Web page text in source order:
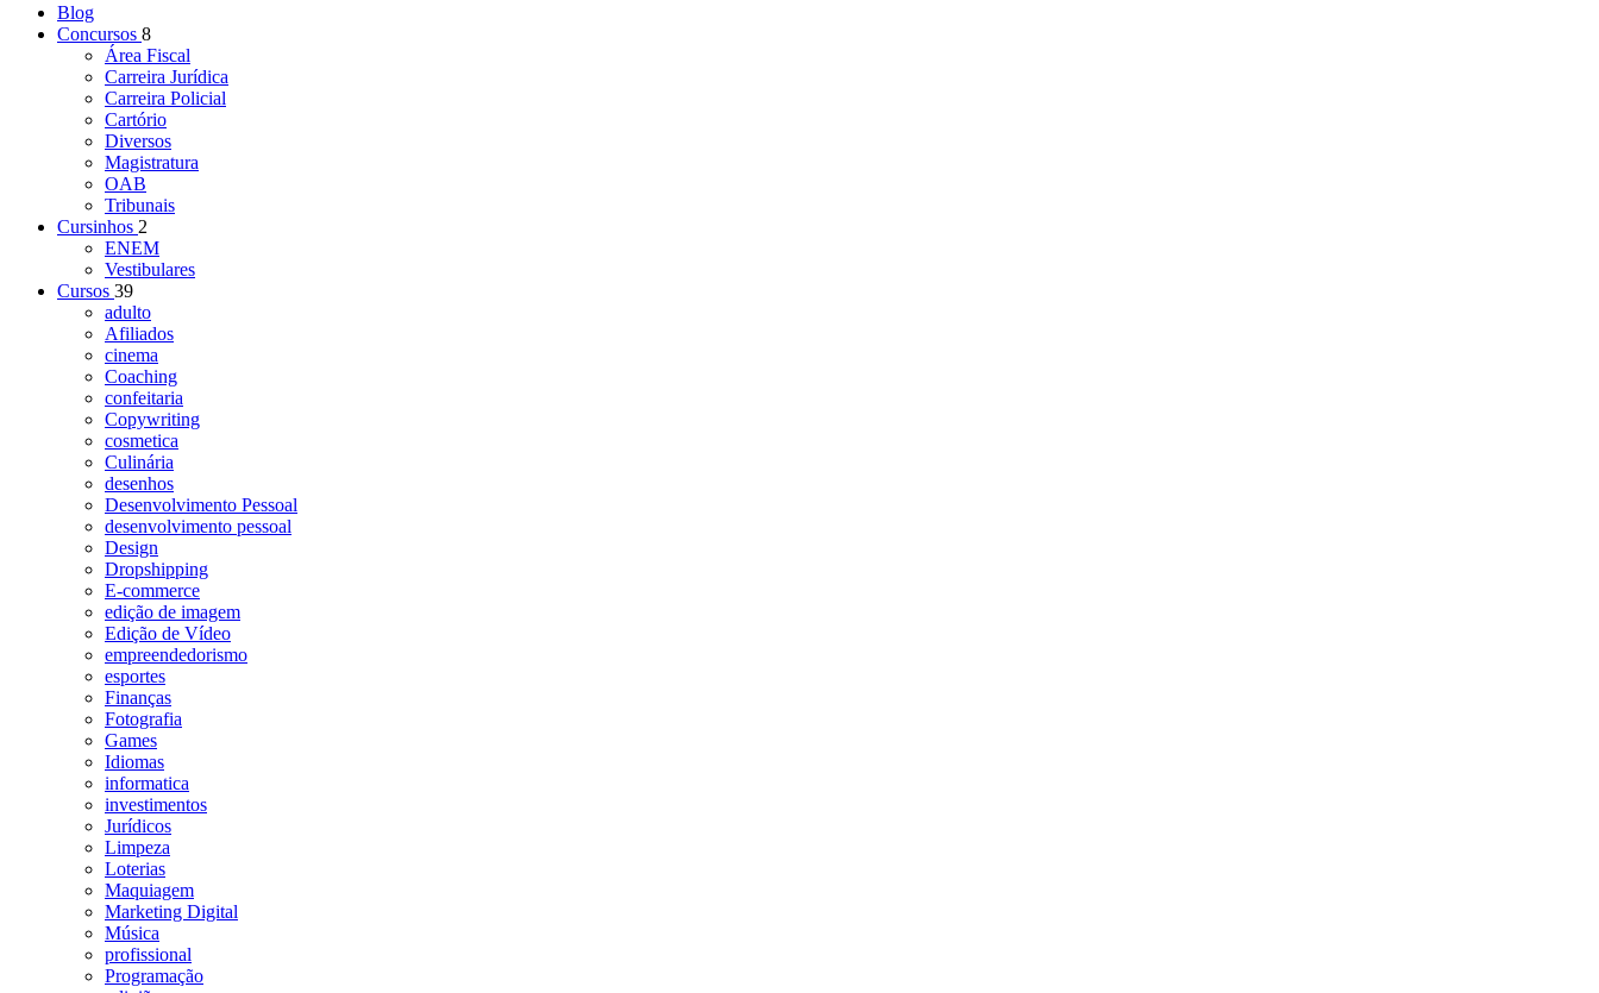
Blog
Concursos 8
Área Fiscal
Carreira Jurídica
Carreira Policial
Cartório
Diversos
Magistratura
OAB
Tribunais
Cursinhos 2
ENEM
Vestibulares
Cursos 39
adulto
Afiliados
cinema
Coaching
confeitaria
Copywriting
cosmetica
Culinária
desenhos
Desenvolvimento Pessoal
desenvolvimento pessoal
Design
Dropshipping
E-commerce
edição de imagem
Edição de Vídeo
empreendedorismo
esportes
Finanças
Fotografia
Games
Idiomas
informatica
investimentos
Jurídicos
Limpeza
Loterias
Maquiagem
Marketing Digital
Música
profissional
Programação